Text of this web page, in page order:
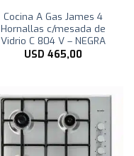
Cocina A Gas James 4
Hornallas c/mesada de
Vidrio C 804 V – NEGRA
USD 465,00